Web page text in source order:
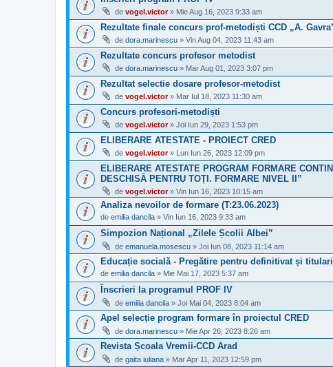
de vogel.victor» Mie Aug 16, 2023 9:33 am
Rezultate finale concurs prof-metodiști CCD „A.
de dora.marinescu » Vin Aug 04, 2023 11:43 am
Rezultate concurs profesor metodist
de dora.marinescu » Mar Aug 01, 2023 3:07 pm
Rezultat selectie dosare profesor-metodist
de vogel.victor» Mar Iul 18, 2023 11:30 am
Concurs profesori-metodiști
de vogel.victor» Joi Iun 29, 2023 1:53 pm
ELIBERARE ATESTATE - PROIECT CRED
de vogel.victor» Lun Iun 26, 2023 12:09 pm
ELIBERARE ATESTATE PROGRAM FORMARE
DESCHISĂ PENTRU TOȚI. FORMARE NIVEL II”
de vogel.victor» Vin Iun 16, 2023 10:15 am
Analiza nevoilor de formare (T:23.06.2023)
de emilia dancila » Vin Iun 16, 2023 9:33 am
Simpozion Național „Zilele Școlii Albei”
de emanuela.mosescu » Joi Iun 08, 2023 11:14 am
Educație socială - Pregătire pentru definitivat și
de emilia dancila » Mie Mai 17, 2023 5:37 am
Înscrieri la programul PROF IV
de emilia dancila » Joi Mai 04, 2023 8:04 am
Apel selecție program formare în proiectul CRED
de dora.marinescu » Mie Apr 26, 2023 8:26 am
Revista Școala Vremii-CCD Arad
de gaita iuliana » Mar Apr 11, 2023 12:59 pm